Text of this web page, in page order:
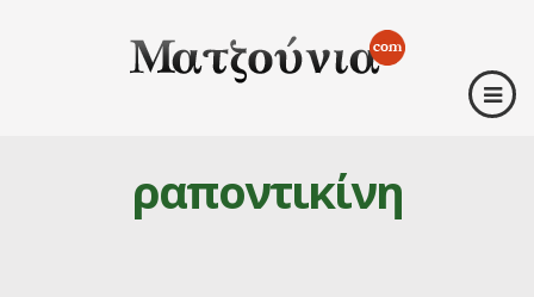
ραποντικίνη